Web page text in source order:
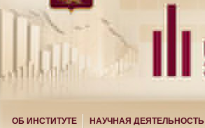
ОБ ИНСТИТУТЕ НАУЧНАЯ ДЕЯТЕЛЬНОСТЬ